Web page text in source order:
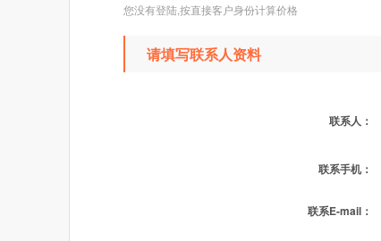
您没有登陆,按直接客户身份计算价格
请填写联系人资料
联系人：
联系手机：
联系E-mail：